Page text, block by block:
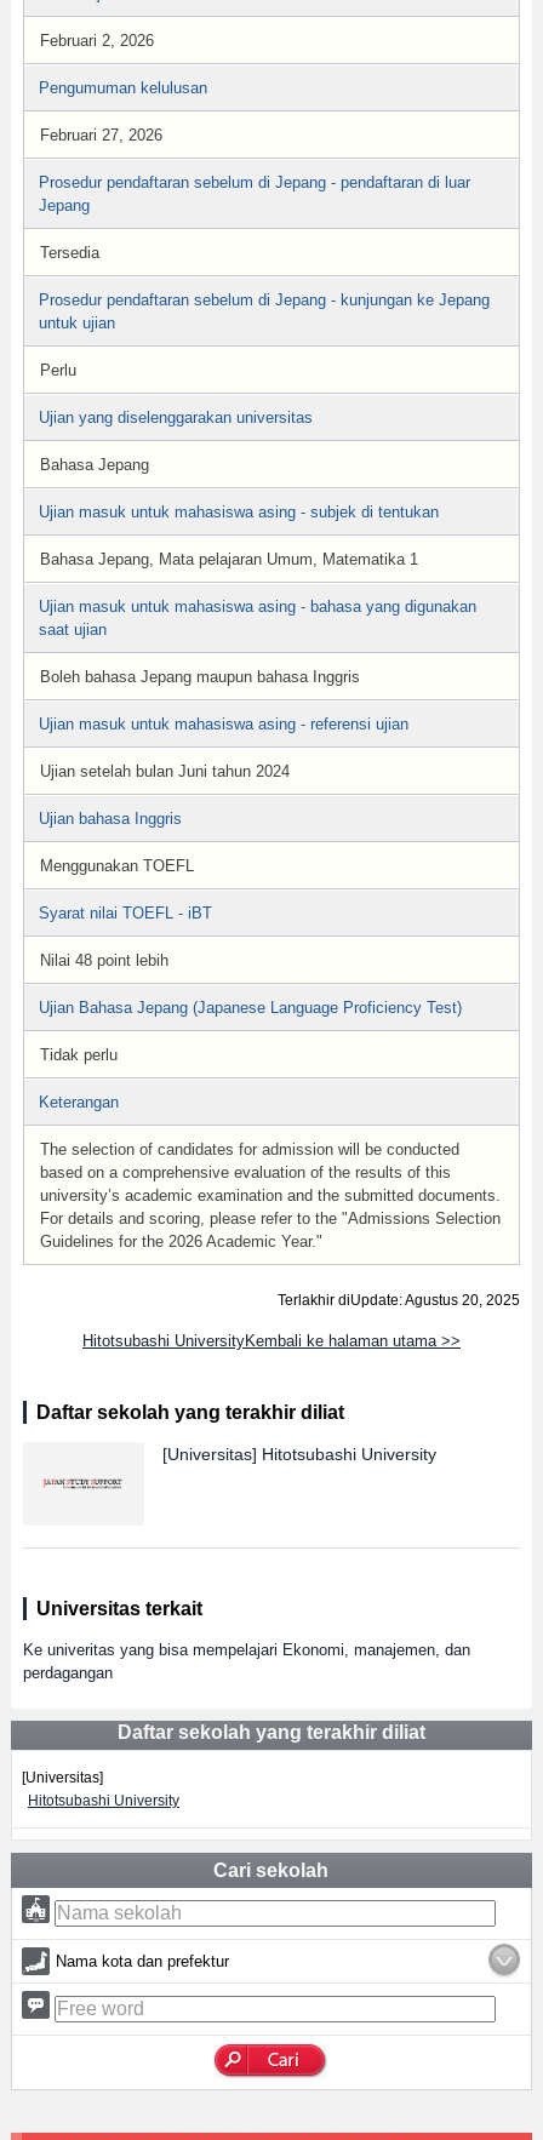
Februari 2, 2026
Pengumuman kelulusan
Februari 27, 2026
Prosedur pendaftaran sebelum di Jepang - pendaftaran di luar
Jepang
Tersedia
Prosedur pendaftaran sebelum di Jepang - kunjungan ke Jepang
untuk ujian
Perlu
Ujian yang diselenggarakan universitas
Bahasa Jepang
Ujian masuk untuk mahasiswa asing - subjek di tentukan
Bahasa Jepang, Mata pelajaran Umum, Matematika 1
Ujian masuk untuk mahasiswa asing - bahasa yang digunakan
saat ujian
Boleh bahasa Jepang maupun bahasa Inggris
Ujian masuk untuk mahasiswa asing - referensi ujian
Ujian setelah bulan Juni tahun 2024
Ujian bahasa Inggris
Menggunakan TOEFL
Syarat nilai TOEFL - iBT
Nilai 48 point lebih
Ujian Bahasa Jepang (Japanese Language Proficiency Test)
Tidak perlu
Keterangan
The selection of candidates for admission will be conducted
based on a comprehensive evaluation of the results of this
university’s academic examination and the submitted documents.
For details and scoring, please refer to the "Admissions Selection
Guidelines for the 2026 Academic Year."
Terlakhir diUpdate: Agustus 20, 2025
Hitotsubashi UniversityKembali ke halaman utama >>
Daftar sekolah yang terakhir diliat
[Universitas] Hitotsubashi University
Universitas terkait
Ke univeritas yang bisa mempelajari Ekonomi, manajemen, dan
perdagangan
Daftar sekolah yang terakhir diliat
[Universitas]
Hitotsubashi University
Cari sekolah
Nama kota dan prefektur